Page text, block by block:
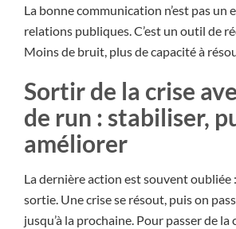
La bonne communication n’est pas un
relations publiques. C’est un outil de
Moins de bruit, plus de capacité à
Sortir de la crise
de run : stabiliser,
améliorer
La dernière action est souvent oubliée
sortie. Une crise se résout, puis on
jusqu’à la prochaine. Pour passer de